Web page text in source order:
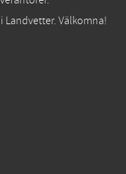
Landvetter. Välkomna!